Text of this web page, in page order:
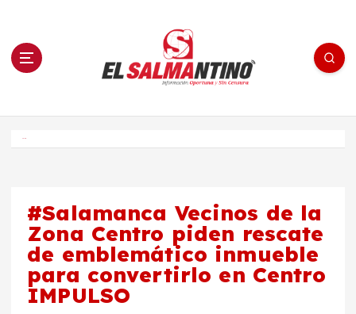
n El Salmantino - medios/noticias/editorial
#Salamanca Vecinos de la
Zona Centro piden rescate
de emblemático inmueble
para convertirlo en Centro
IMPULSO